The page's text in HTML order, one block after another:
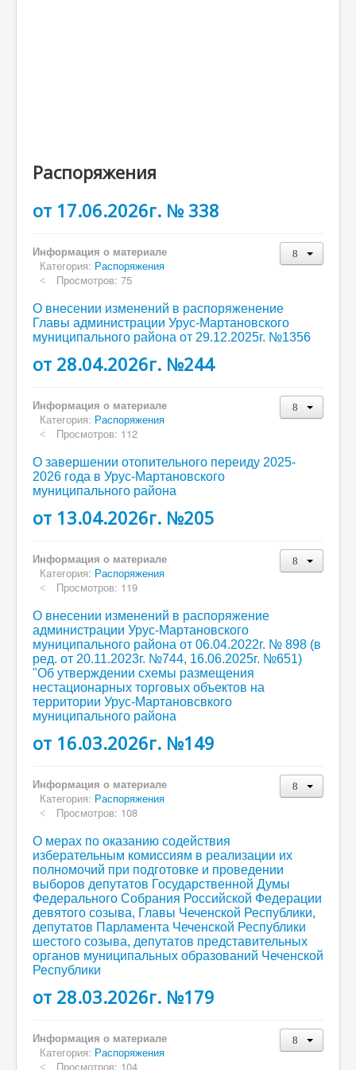
ОРВ
Объявления
Распоряжения
от 17.06.2026г. № 338
Информация о материале
Категория: Распоряжения
Просмотров: 75
О внесении изменений в распоряженение
Главы администрации Урус-Мартановского
муниципального района от 29.12.2025г. №1356
от 28.04.2026г. №244
Информация о материале
Категория: Распоряжения
Просмотров: 112
О завершении отопительного переиду 2025-
2026 года в Урус-Мартановского
муниципального района
от 13.04.2026г. №205
Информация о материале
Категория: Распоряжения
Просмотров: 119
О внесении изменений в распоряжение
администрации Урус-Мартановского
муниципального района от 06.04.2022г. № 898 (в
ред. от 20.11.2023г. №744, 16.06.2025г. №651)
"Об утверждении схемы размещения
нестационарных торговых объектов на
территории Урус-Мартановсвкого
муниципального района
от 16.03.2026г. №149
Информация о материале
Категория: Распоряжения
Просмотров: 108
О мерах по оказанию содействия
изберательным комиссиям в реализации их
полномочий при подготовке и проведении
выборов депутатов Государственной Думы
Федерального Собрания Российской Федерации
девятого созыва, Главы Чеченской Республики,
депутатов Парламента Чеченской Республики
шестого созыва, депутатов представительных
органов муниципальных образований Чеченской
Республики
от 28.03.2026г. №179
Информация о материале
Категория: Распоряжения
Просмотров: 104